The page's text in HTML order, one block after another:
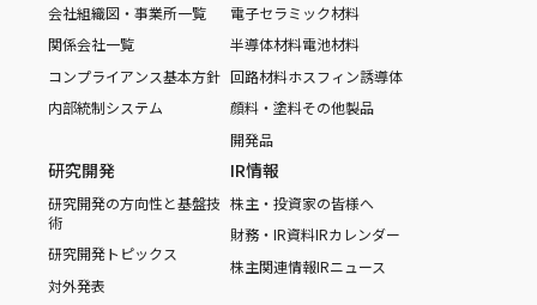
会社組織図・事業所一覧
関係会社一覧
コンプライアンス基本方針
内部統制システム
電子セラミック材料
半導体材料電池材料
回路材料ホスフィン誘導体
顔料・塗料その他製品
開発品
研究開発
研究開発の方向性と基盤技
術
研究開発トピックス
対外発表
IR情報
株主・投資家の皆様へ
財務・IR資料IRカレンダー
株主関連情報IRニュース